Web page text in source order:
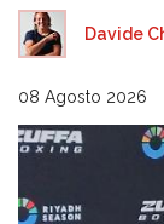
Davide
08 Agosto 2026